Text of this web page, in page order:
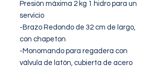
Presión máxima 2 kg 1 hidro para un
servicio
-Brazo Redondo de 32 cm de largo,
con chapeton
-Monomando para regadera con
válvula de latón, cubierta de acero